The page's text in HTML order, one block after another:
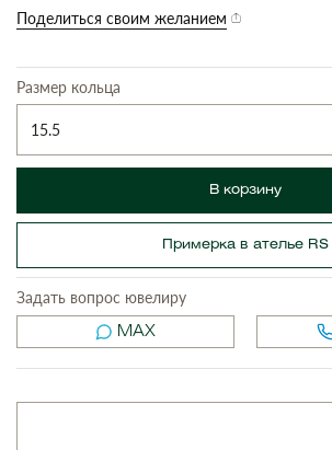
Поделиться своим желанием
Размер кольца
15.5
В корзину
Примерка в ателье RS
Задать вопрос ювелиру
MAX